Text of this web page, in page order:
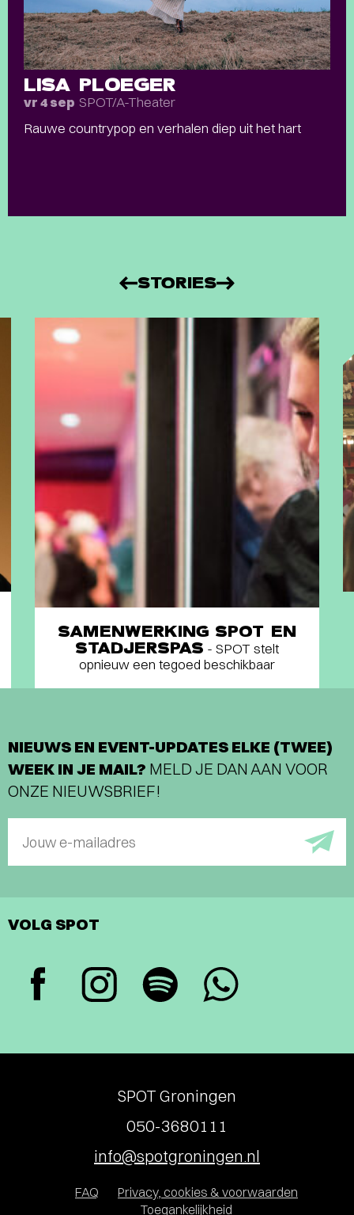
LISA PLOEGER
vr 4 sep SPOT/A-Theater
Rauwe countrypop en verhalen diep uit het hart
STORIES
SAMENWERKING SPOT EN
STADJERSPAS - SPOT stelt
opnieuw een tegoed beschikbaar
NIEUWS EN EVENT-UPDATES ELKE (TWEE)
WEEK IN JE MAIL? MELD JE DAN AAN VOOR
ONZE NIEUWSBRIEF!
Jouw e-mailadres
VOLG SPOT
SPOT Groningen
050-3680111
info@spotgroningen.nl
FAQ
Privacy, cookies & voorwaarden
Toegankelijkheid